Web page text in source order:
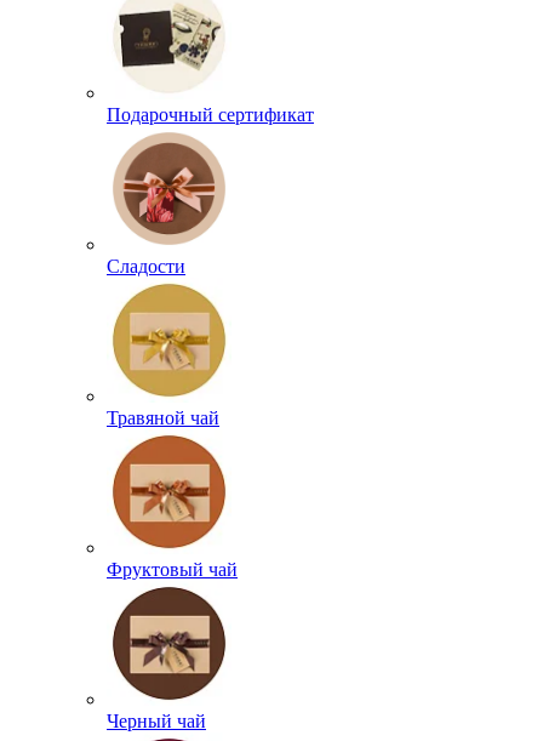
Подарочный сертификат
Сладости
Травяной чай
Фруктовый чай
Черный чай